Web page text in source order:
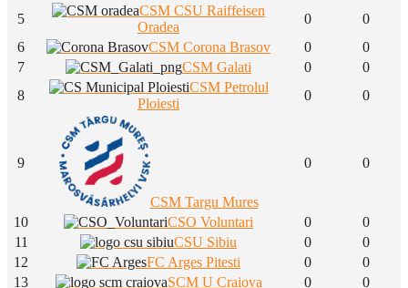
5
CSM CSU Raiffeisen
Oradea
0
0
6
CSM Corona Brasov 0
0
7
CSM Galati 0
0
8
CSM Petrolul
Ploiesti
0 0
9
CSM Targu Mures
0 0
10 CSO Voluntari 0
0
11
CSU Sibiu 0
0
12
FC Arges Pitesti 0
0
13
SCM U Craiova 0
0